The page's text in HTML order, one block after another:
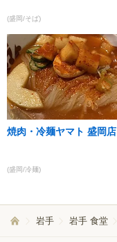
(盛岡/そば)
焼肉・冷麺ヤマト 盛岡店
(盛岡/冷麺)
岩手 岩手 食堂